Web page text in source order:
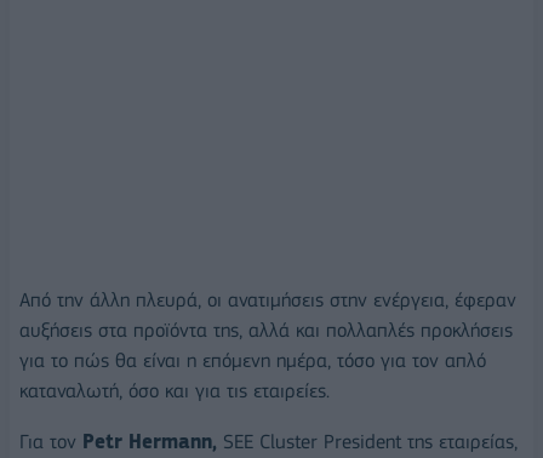
Από την άλλη πλευρά, οι ανατιμήσεις στην ενέργεια, έφεραν
αυξήσεις στα προϊόντα της, αλλά και πολλαπλές προκλήσεις
για το πώς θα είναι η επόμενη ημέρα, τόσο για τον απλό
καταναλωτή, όσο και για τις εταιρείες.
Για τον Petr Hermann, SEE Cluster President της εταιρείας,